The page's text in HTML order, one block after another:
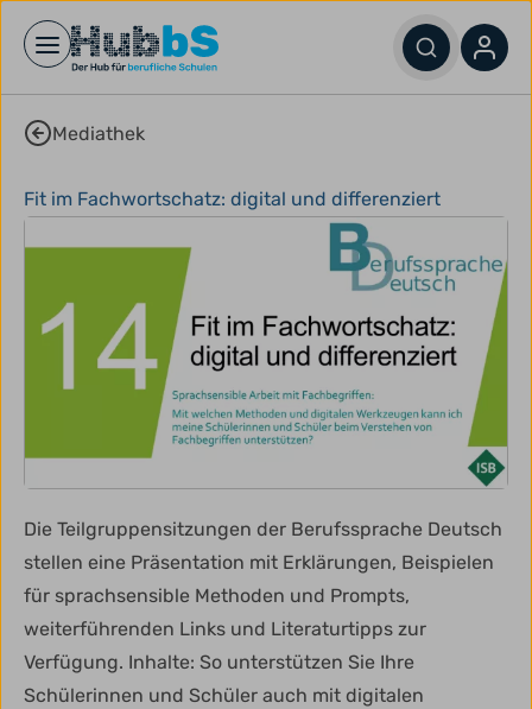
Open main menu
Mediathek
Fit im Fachwortschatz: digital und differenziert
Die Teilgruppensitzungen der Berufssprache Deutsch
stellen eine Präsentation mit Erklärungen, Beispielen
für sprachsensible Methoden und Prompts,
weiterführenden Links und Literaturtipps zur
Verfügung. Inhalte: So unterstützen Sie Ihre
Schülerinnen und Schüler auch mit digitalen